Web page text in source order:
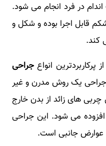
در فرد انجام می شود.
قابل اجرا بوده و شکل و
کند.
انواع جراحی
یک روش مدرن و غیر
های زائد از بدن خارج
می شود. این جراحی
عوارض جانبی است.